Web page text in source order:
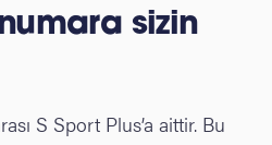
sizin
S Sport Plus’a aittir. Bu